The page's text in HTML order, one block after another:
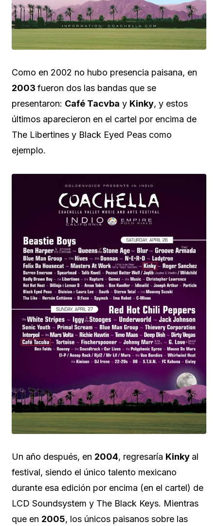
Como en 2002 no hubo presencia paisana, en
2003 fueron dos las bandas que se
presentaron: Café Tacvba y Kinky, y estos
últimos aparecieron en el cartel por encima de
The Libertines y Black Eyed Peas como
ejemplo.
Un año después, en 2004, regresaría Kinky al
festival, siendo el único talento mexicano
durante esa edición por encima (en el cartel) de
LCD Soundsystem y The Black Keys. Mientras
que en 2005, los únicos paisanos sobre las